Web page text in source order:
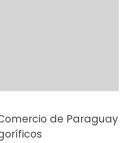
de Paraguay